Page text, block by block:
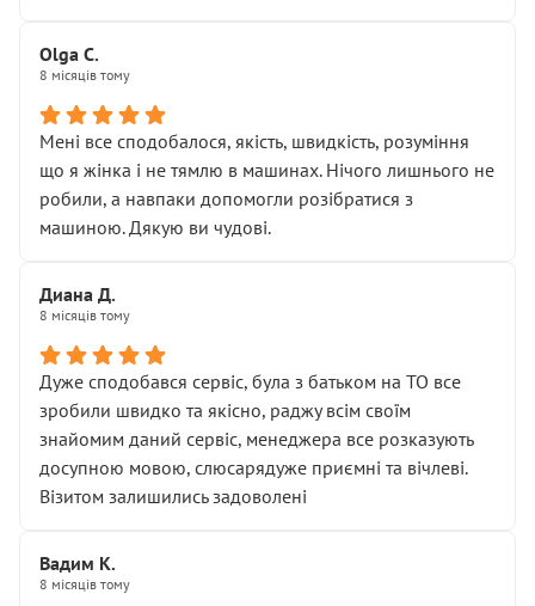
Стосовно комунікації - все добре
Olga С.
8 місяців тому
Мені все сподобалося, якість, швидкість, розуміння
що я жінка і не тямлю в машинах. Нічого лишнього не
робили, а навпаки допомогли розібратися з
машиною. Дякую ви чудові.
Диана Д.
8 місяців тому
Дуже сподобався сервіс, була з батьком на ТО все
зробили швидко та якісно, раджу всім своїм
знайомим даний сервіс, менеджера все розказують
досупною мовою, слюсарядуже приємні та вічлеві.
Візитом залишились задоволені
Вадим К.
8 місяців тому